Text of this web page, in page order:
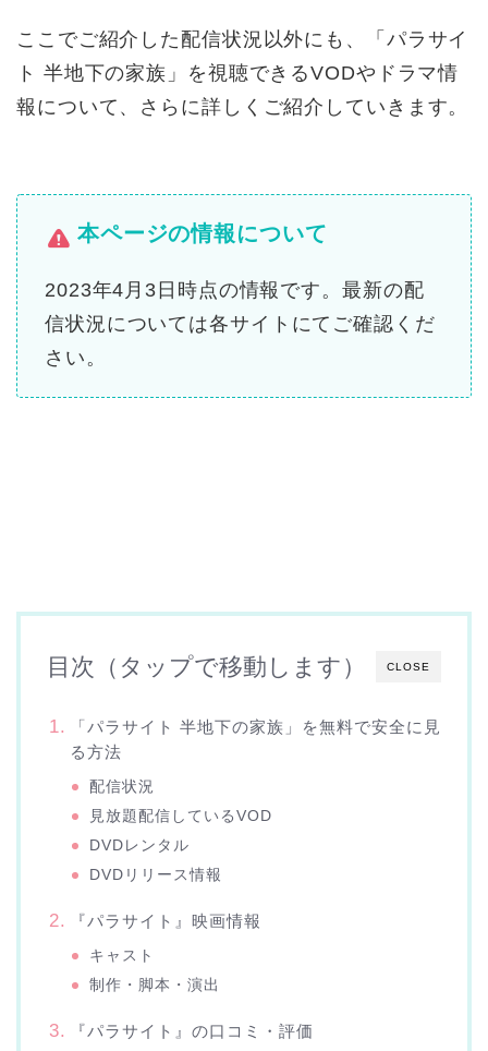
ここでご紹介した配信状況以外にも、「パラサイ
ト 半地下の家族」を視聴できるVODやドラマ情
報について、さらに詳しくご紹介していきます。
本ページの情報について
2023年4月3日時点の情報です。最新の配
信状況については各サイトにてご確認くだ
さい。
CLOSE
目次（タップで移動します）
「パラサイト 半地下の家族」を無料で安全に見
る方法
配信状況
見放題配信しているVOD
DVDレンタル
DVDリリース情報
『パラサイト』映画情報
キャスト
制作・脚本・演出
『パラサイト』の口コミ・評価